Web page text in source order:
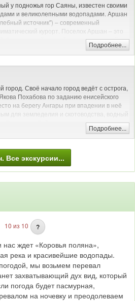
у подножья гор Саяны, известен своими
и великолепными водопадами. Аршан
источник") – современный
курорт. Поселок Аршан – это
Саян, чистый горный воздух, сосновый
Подробнее...
город. Своё начало город ведёт с острога,
Похабова по заданию енисейского
на берегу Ангары при впадении в неё
для земледелия и скотоводства, водный
докладывал: «Тут место самое лучшее,
острогу ставить негде: места степные и
китайской торговле, а позднее на
политической ссылки. С 1803 года
1822 по 1884 год — Восточно-Сибирского
1879 года был сильно разрушен.
поселениям России: исторический центр
список Всемирного наследия
Подробнее...
Все экскурсии...
10 из 10 ?
ждет «Коровья поляна»,
река и красивейшие водопады.
мы возьмем перевал
захватывающий дух вид, который
погода будет пасмурная,
на ночевку и преодолеваем